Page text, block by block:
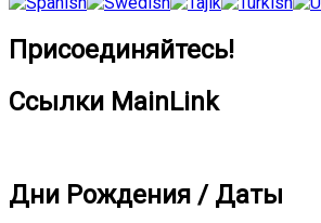
Присоединяйтесь!
Ссылки MainLink
Дни Рождения / Даты